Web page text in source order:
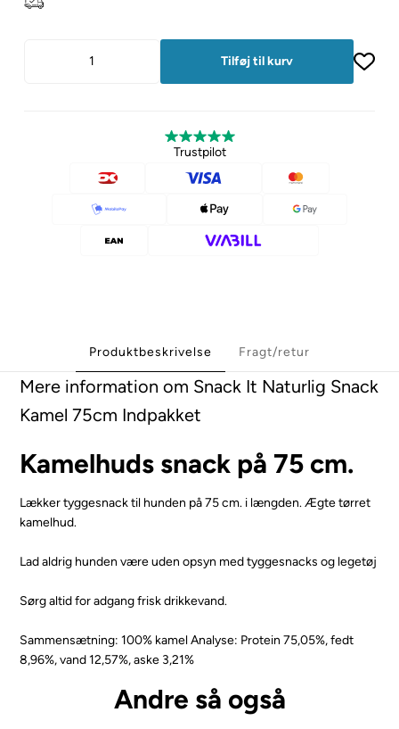
Trustpilot
Produktbeskrivelse Fragt/retur
Mere information om Snack It Naturlig Snack
Kamel 75cm Indpakket
Kamelhuds snack på 75 cm.
Lækker tyggesnack til hunden på 75 cm. i længden. Ægte tørret
kamelhud.
Lad aldrig hunden være uden opsyn med tyggesnacks og legetøj
Sørg altid for adgang frisk drikkevand.
Sammensætning: 100% kamelAnalyse: Protein 75,05%, fedt
8,96%, vand 12,57%, aske 3,21%
Andre så også